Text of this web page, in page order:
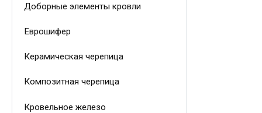
Доборные элементы кровли
Еврошифер
Керамическая черепица
Композитная черепица
Кровельное железо